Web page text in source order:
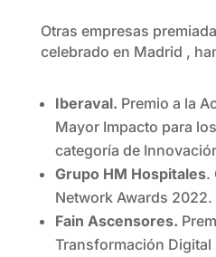
Otras empresas
celebrado en Madrid ,
Iberaval. Premio a la
Mayor Impacto para
categoría de
Grupo HM Hospitales.
Network Awards 2022.
Fain Ascensores.
Transformación Digital